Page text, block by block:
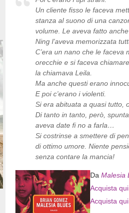
Un cliente fisso le faceva
stanza al suono di una
volume. Le aveva fatto
Ning l’aveva memorizzata
C’era un nano che le faceva
orecchie e si faceva
la chiamava Leila.
Ma anche questi erano
E poi c’erano i violenti.
Si era abituata a quasi tutto,
Di tanto in tanto, però,
aveva date fi no a farla…
Si costrinse a smettere di
di ottimo umore. Niente
senza contare la mancia!
Da Malesia
Acquista
Acquista qui